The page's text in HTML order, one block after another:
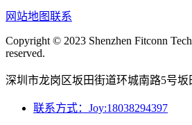
网站地图联系
Copyright © 2023 Shenzhen Fitconn
reserved.
深圳市龙岗区坂田街道环城南路5号坂
联系方式：Joy:18038294397